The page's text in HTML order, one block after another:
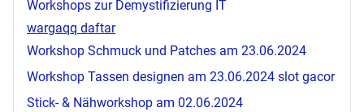
Workshops zur Demystifizierung IT
wargaqq daftar
Workshop Schmuck und Patches am 23.06.2024
Workshop Tassen designen am 23.06.2024 slot gacor
Stick- & Nähworkshop am 02.06.2024